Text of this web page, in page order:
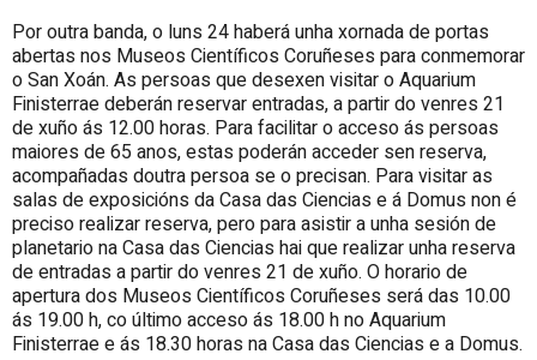
Por outra banda, o luns 24 haberá unha xornada de portas
abertas nos Museos Científicos Coruñeses para conmemorar
o San Xoán. As persoas que desexen visitar o Aquarium
Finisterrae deberán reservar entradas, a partir do venres 21
de xuño ás 12.00 horas. Para facilitar o acceso ás persoas
maiores de 65 anos, estas poderán acceder sen reserva,
acompañadas doutra persoa se o precisan. Para visitar as
salas de exposicións da Casa das Ciencias e á Domus non é
preciso realizar reserva, pero para asistir a unha sesión de
planetario na Casa das Ciencias hai que realizar unha reserva
de entradas a partir do venres 21 de xuño. O horario de
apertura dos Museos Científicos Coruñeses será das 10.00
ás 19.00 h, co último acceso ás 18.00 h no Aquarium
Finisterrae e ás 18.30 horas na Casa das Ciencias e a Domus.